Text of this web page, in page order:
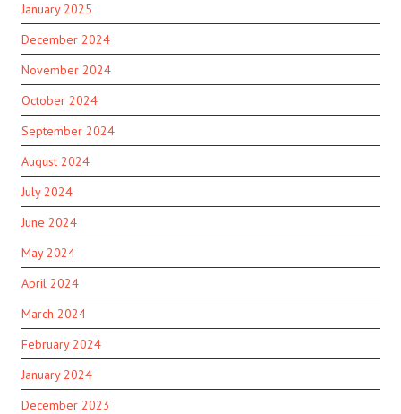
January 2025
December 2024
November 2024
October 2024
September 2024
August 2024
July 2024
June 2024
May 2024
April 2024
March 2024
February 2024
January 2024
December 2023